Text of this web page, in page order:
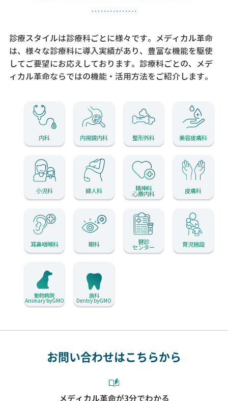
診療スタイルは診療科ごとに様々です。メディカル革命
は、様々な診療科に導入実績があり、 豊富な機能を駆使
してご要望にお応えしております。 診療科ごとの、メデ
ィカル革命ならではの機能・活用方法をご紹介します。
内科 内視鏡内科 整形外科 美容皮膚科
小児科 婦人科 精神科
心療内科 皮膚科
耳鼻咽喉科 眼科 健診
センター 育児施設
動物病院
Animary byGMO
歯科
Dentry byGMO
お問い合わせはこちらから
メディカル革命が3分でわかる